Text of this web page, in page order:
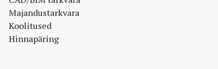
Majandustarkvara
Koolitused
Hinnapäring